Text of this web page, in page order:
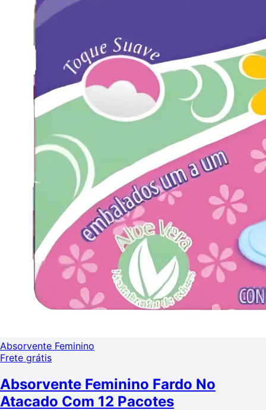
Absorvente Feminino
Frete grátis
Absorvente Feminino Fardo No
Atacado Com 12 Pacotes